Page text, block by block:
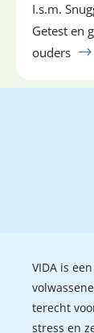
I.s.m.
Getest en
ouders
VIDA is een
terecht
stress en